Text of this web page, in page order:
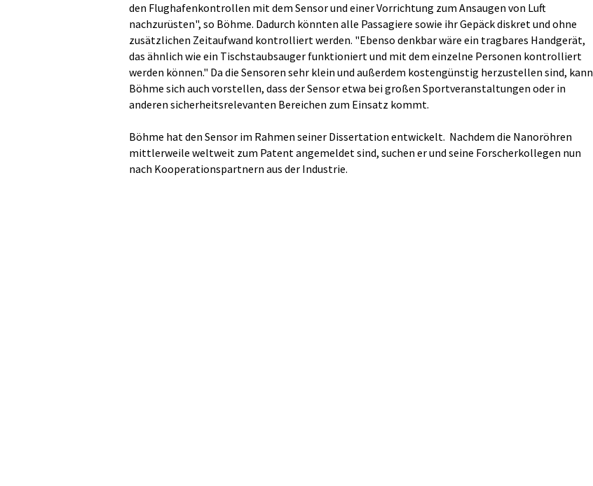
den Flughafenkontrollen mit dem Sensor und einer Vorrichtung zum Ansaugen von Luft
nachzurüsten", so Böhme. Dadurch könnten alle Passagiere sowie ihr Gepäck diskret und ohne
zusätzlichen Zeitaufwand kontrolliert werden. "Ebenso denkbar wäre ein tragbares Handgerät,
das ähnlich wie ein Tischstaubsauger funktioniert und mit dem einzelne Personen kontrolliert
werden können." Da die Sensoren sehr klein und außerdem kostengünstig herzustellen sind, kann
Böhme sich auch vorstellen, dass der Sensor etwa bei großen Sportveranstaltungen oder in
anderen sicherheitsrelevanten Bereichen zum Einsatz kommt.
Böhme hat den Sensor im Rahmen seiner Dissertation entwickelt. Nachdem die Nanoröhren
mittlerweile weltweit zum Patent angemeldet sind, suchen er und seine Forscherkollegen nun
nach Kooperationspartnern aus der Industrie.